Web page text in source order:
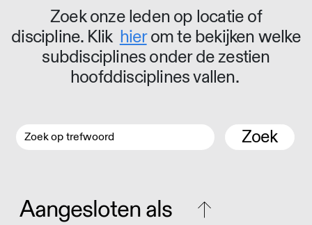
Zoek onze leden op locatie of
discipline. Klik hierom te bekijken welke
subdisciplines onder de zestien
hoofddisciplines vallen.
Zoek
Aangesloten als